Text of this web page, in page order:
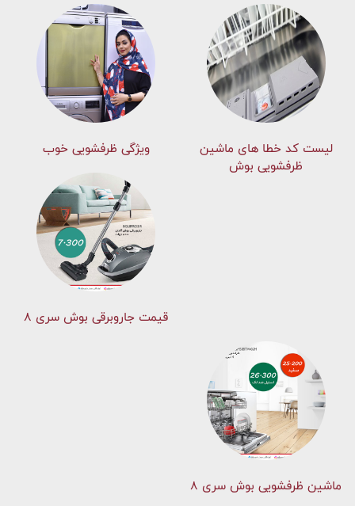
لیست کد خطا های ماشين
ظرفشویی بوش
ویژگی ظرفشویی خوب
قیمت جاروبرقی بوش سری ۸
ماشین ظرفشویی بوش سری 8